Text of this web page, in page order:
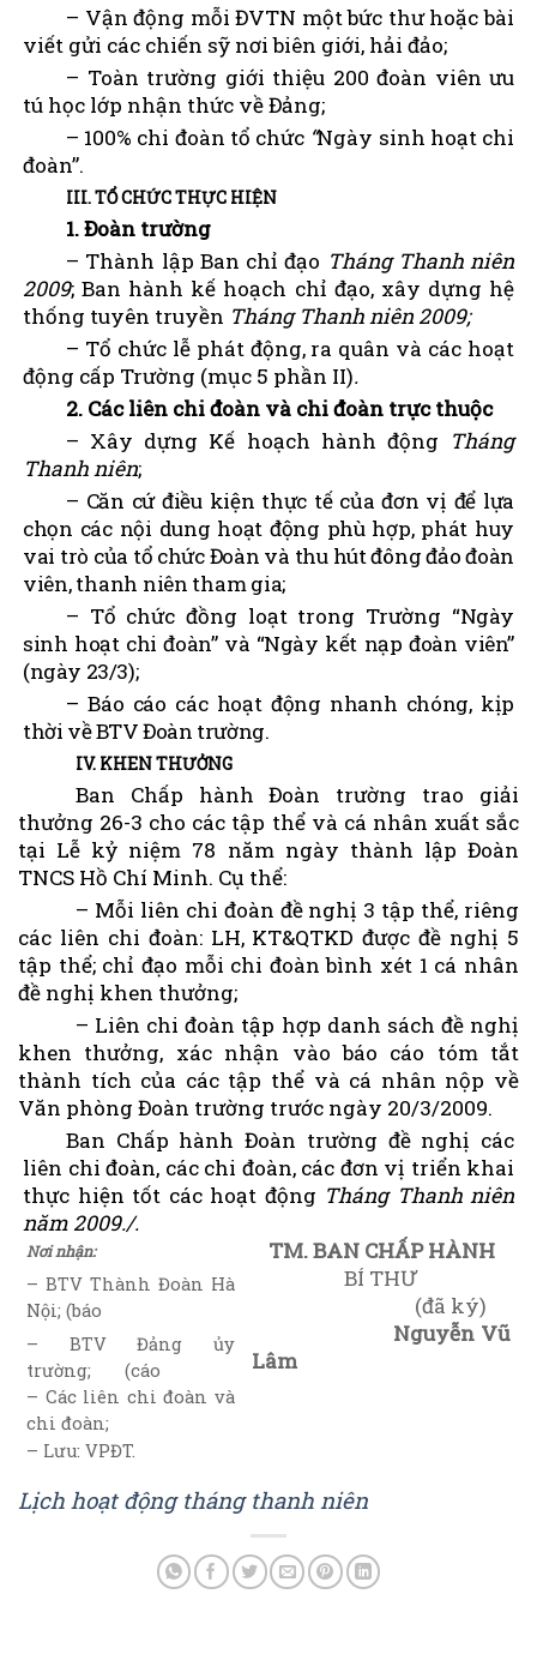
– Vận động mỗi ĐVTN một bức thư hoặc bài
viết gửi các chiến sỹ nơi biên giới, hải đảo;
– Toàn trường giới thiệu 200 đoàn viên ưu
tú học lớp nhận thức về Đảng;
– 100% chi đoàn tổ chức “Ngày sinh hoạt chi
đoàn”.
III. TỔ CHỨC THỰC HIỆN
1. Đoàn trường
– Thành lập Ban chỉ đạo Tháng Thanh niên
2009; Ban hành kế hoạch chỉ đạo, xây dựng hệ
thống tuyên truyền Tháng Thanh niên 2009;
– Tổ chức lễ phát động, ra quân và các hoạt
động cấp Trường (mục 5 phần II).
2. Các liên chi đoàn và chi đoàn trực thuộc
– Xây dựng Kế hoạch hành động Tháng
Thanh niên;
– Căn cứ điều kiện thực tế của đơn vị để lựa
chọn các nội dung hoạt động phù hợp, phát huy
vai trò của tổ chức Đoàn và thu hút đông đảo đoàn
viên, thanh niên tham gia;
– Tổ chức đồng loạt trong Trường “Ngày
sinh hoạt chi đoàn” và “Ngày kết nạp đoàn viên”
(ngày 23/3);
– Báo cáo các hoạt động nhanh chóng, kịp
thời về BTV Đoàn trường.
IV. KHEN THƯỞNG
Ban Chấp hành Đoàn trường trao giải
thưởng 26-3 cho các tập thể và cá nhân xuất sắc
tại Lễ kỷ niệm 78 năm ngày thành lập Đoàn
TNCS Hồ Chí Minh. Cụ thể:
– Mỗi liên chi đoàn đề nghị 3 tập thể, riêng
các liên chi đoàn: LH, KT&QTKD được đề nghị 5
tập thể; chỉ đạo mỗi chi đoàn bình xét 1 cá nhân
đề nghị khen thưởng;
– Liên chi đoàn tập hợp danh sách đề nghị
khen thưởng, xác nhận vào báo cáo tóm tắt
thành tích của các tập thể và cá nhân nộp về
Văn phòng Đoàn trường trước ngày 20/3/2009.
Ban Chấp hành Đoàn trường đề nghị các
liên chi đoàn, các chi đoàn, các đơn vị triển khai
thực hiện tốt các hoạt động Tháng Thanh niên
năm 2009./.
Nơi nhận:
– BTV Thành Đoàn Hà
Nội; (báo
– BTV Đảng ủy
trường; (cáo
– Các liên chi đoàn và
chi đoàn;
– Lưu: VPĐT.
TM. BAN CHẤP HÀNH
BÍ THƯ
(đã ký)
Nguyễn Vũ
Lâm
Lịch hoạt động tháng thanh niên